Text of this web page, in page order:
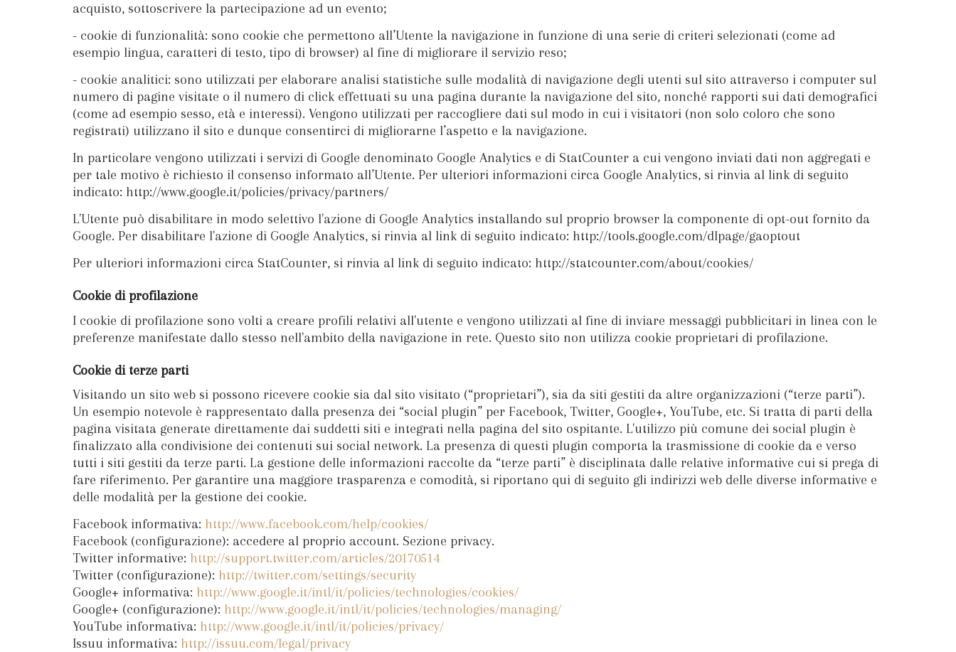
acquisto, sottoscrivere la partecipazione ad un evento;
- cookie di funzionalità: sono cookie che permettono all’Utente la navigazione in funzione di una serie di criteri selezionati (come ad
esempio lingua, caratteri di testo, tipo di browser) al fine di migliorare il servizio reso;
- cookie analitici: sono utilizzati per elaborare analisi statistiche sulle modalità di navigazione degli utenti sul sito attraverso i computer sul
numero di pagine visitate o il numero di click effettuati su una pagina durante la navigazione del sito, nonché rapporti sui dati demografici
(come ad esempio sesso, età e interessi). Vengono utilizzati per raccogliere dati sul modo in cui i visitatori (non solo coloro che sono
registrati) utilizzano il sito e dunque consentirci di migliorarne l’aspetto e la navigazione.
In particolare vengono utilizzati i servizi di Google denominato Google Analytics e di StatCounter a cui vengono inviati dati non aggregati e
per tale motivo è richiesto il consenso informato all’Utente. Per ulteriori informazioni circa Google Analytics, si rinvia al link di seguito
indicato: http://www.google.it/policies/privacy/partners/
L'Utente può disabilitare in modo selettivo l'azione di Google Analytics installando sul proprio browser la componente di opt-out fornito da
Google. Per disabilitare l'azione di Google Analytics, si rinvia al link di seguito indicato: http://tools.google.com/dlpage/gaoptout
Per ulteriori informazioni circa StatCounter, si rinvia al link di seguito indicato: http://statcounter.com/about/cookies/
Cookie di profilazione
I cookie di profilazione sono volti a creare profili relativi all'utente e vengono utilizzati al fine di inviare messaggi pubblicitari in linea con le
preferenze manifestate dallo stesso nell'ambito della navigazione in rete. Questo sito non utilizza cookie proprietari di profilazione.
Cookie di terze parti
Visitando un sito web si possono ricevere cookie sia dal sito visitato (“proprietari”), sia da siti gestiti da altre organizzazioni (“terze parti”).
Un esempio notevole è rappresentato dalla presenza dei “social plugin” per Facebook, Twitter, Google+, YouTube, etc. Si tratta di parti della
pagina visitata generate direttamente dai suddetti siti e integrati nella pagina del sito ospitante. L'utilizzo più comune dei social plugin è
finalizzato alla condivisione dei contenuti sui social network. La presenza di questi plugin comporta la trasmissione di cookie da e verso
tutti i siti gestiti da terze parti. La gestione delle informazioni raccolte da “terze parti” è disciplinata dalle relative informative cui si prega di
fare riferimento. Per garantire una maggiore trasparenza e comodità, si riportano qui di seguito gli indirizzi web delle diverse informative e
delle modalità per la gestione dei cookie.
Facebook informativa: http://www.facebook.com/help/cookies/
Facebook (configurazione): accedere al proprio account. Sezione privacy.
Twitter informative: http://support.twitter.com/articles/20170514
Twitter (configurazione): http://twitter.com/settings/security
Google+ informativa: http://www.google.it/intl/it/policies/technologies/cookies/
Google+ (configurazione): http://www.google.it/intl/it/policies/technologies/managing/
YouTube informativa: http://www.google.it/intl/it/policies/privacy/
Issuu informativa: http://issuu.com/legal/privacy